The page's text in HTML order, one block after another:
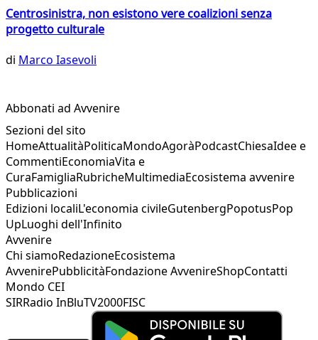
Centrosinistra, non esistono vere coalizioni senza
progetto culturale
di Marco Iasevoli
Abbonati ad Avvenire
Sezioni del sito
HomeAttualitàPoliticaMondoAgoràPodcastChiesaIdee e
CommentiEconomiaVita e
CuraFamigliaRubricheMultimediaEcosistema avvenire
Pubblicazioni
Edizioni localiL'economia civileGutenbergPopotusPop
UpLuoghi dell'Infinito
Avvenire
Chi siamoRedazioneEcosistema
AvvenirePubblicitàFondazione AvvenireShopContatti
Mondo CEI
SIRRadio InBluTV2000FISC